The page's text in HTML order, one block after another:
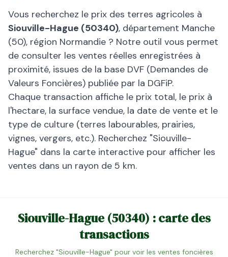
Vous recherchez le prix des terres agricoles à
Siouville-Hague (50340), département Manche
(50), région Normandie ? Notre outil vous permet
de consulter les ventes réelles enregistrées à
proximité, issues de la base DVF (Demandes de
Valeurs Foncières) publiée par la DGFiP.
Chaque transaction affiche le prix total, le prix à
l'hectare, la surface vendue, la date de vente et le
type de culture (terres labourables, prairies,
vignes, vergers, etc.). Recherchez "Siouville-
Hague" dans la carte interactive pour afficher les
ventes dans un rayon de 5 km.
Siouville-Hague(50340) : carte des
transactions
Recherchez "Siouville-Hague" pour voir les ventes foncières